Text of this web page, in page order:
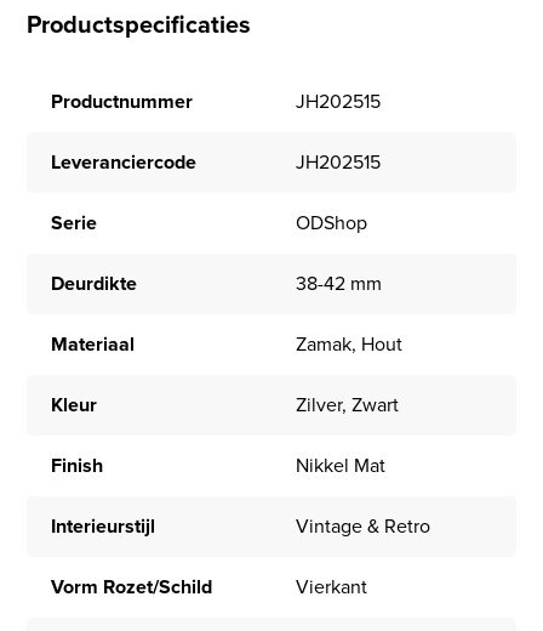
Productspecificaties
Productnummer JH202515
Leveranciercode JH202515
Serie ODShop
Deurdikte 38-42 mm
Materiaal Zamak, Hout
Kleur Zilver, Zwart
Finish Nikkel Mat
Interieurstijl Vintage & Retro
Vorm Rozet/Schild Vierkant